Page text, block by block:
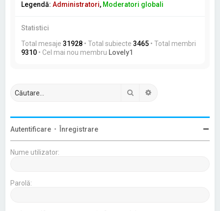
Legendă:Administratori, Moderatori globali
Statistici
Total mesaje31928 • Total subiecte3465 • Total membri
9310 • Cel mai nou membru Lovely1
Căutare
Autentificare • Înregistrare
Nume utilizator:
Parolă: